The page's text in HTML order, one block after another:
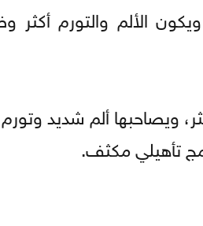
الألم والتورم
ويصاحبها ألم شديد
تأهيلي مكثف.